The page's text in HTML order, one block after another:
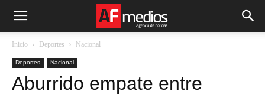
Inicio Deportes Nacional
Deportes Nacional
Aburrido empate entre